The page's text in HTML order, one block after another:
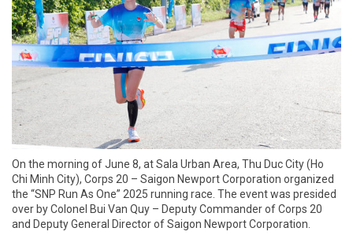
On the morning of June 8, at Sala Urban Area, Thu Duc City (Ho
Chi Minh City), Corps 20 – Saigon Newport Corporation organized
the “SNP Run As One” 2025 running race. The event was presided
over by Colonel Bui Van Quy – Deputy Commander of Corps 20
and Deputy General Director of Saigon Newport Corporation.